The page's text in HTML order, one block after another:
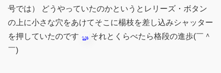
号では）
どうやっていたのかというとレリーズ・ボタン
の上に小さな穴をあけてそこに楊枝を差し込みシャッター
を押していたのです
それとくらべたら格段の進歩(￣＾
￣)